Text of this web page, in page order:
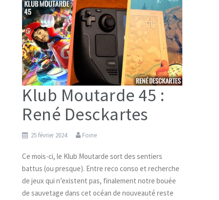
Klub Moutarde 45 :
René Desckartes
25 février 2024 Foine
Ce mois-ci, le Klub Moutarde sort des sentiers
battus (ou presque). Entre reco conso et recherche
de jeux qui n’existent pas, finalement notre bouée
de sauvetage dans cet océan de nouveauté reste